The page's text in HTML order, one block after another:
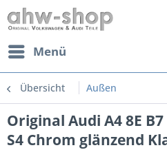
Menü
Übersicht Außen
Original Audi A4 8E
S4 Chrom glänzend